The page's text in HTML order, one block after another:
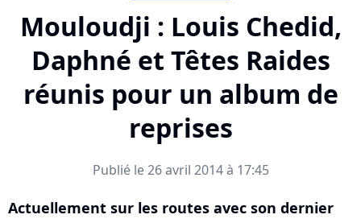
Mouloudji : Louis Chedid,
Daphné et Têtes Raides
réunis pour un album de
reprises
Publié le 26 avril 2014 à 17:45
Actuellement sur les routes avec son dernier